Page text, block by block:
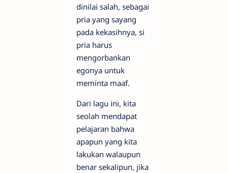
dinilai salah, sebagai
pria yang sayang
pada kekasihnya, si
pria harus
mengorbankan
egonya untuk
meminta maaf.
Dari lagu ini, kita
seolah mendapat
pelajaran bahwa
apapun yang kita
lakukan walaupun
benar sekalipun, jika